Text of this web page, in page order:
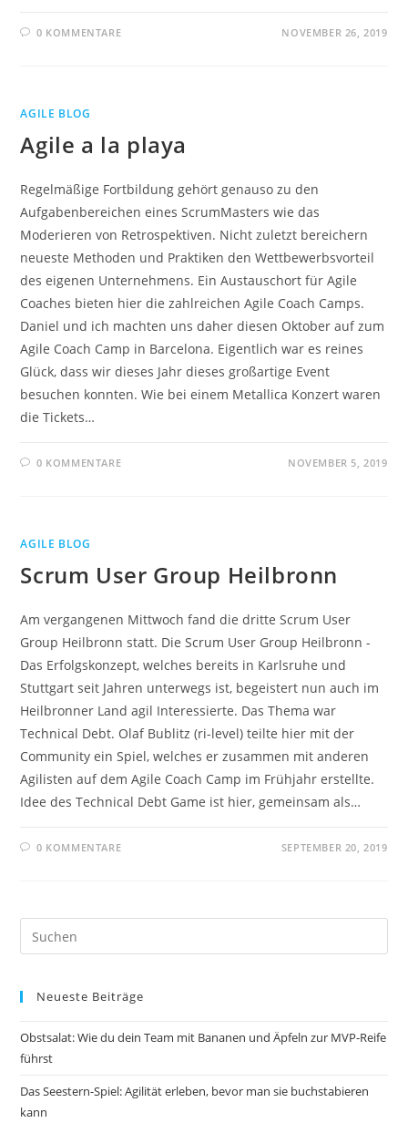
0 KOMMENTARE NOVEMBER 26, 2019
AGILE BLOG
Agile a la playa
Regelmäßige Fortbildung gehört genauso zu den
Aufgabenbereichen eines ScrumMasters wie das
Moderieren von Retrospektiven. Nicht zuletzt bereichern
neueste Methoden und Praktiken den Wettbewerbsvorteil
des eigenen Unternehmens. Ein Austauschort für Agile
Coaches bieten hier die zahlreichen Agile Coach Camps.
Daniel und ich machten uns daher diesen Oktober auf zum
Agile Coach Camp in Barcelona. Eigentlich war es reines
Glück, dass wir dieses Jahr dieses großartige Event
besuchen konnten. Wie bei einem Metallica Konzert waren
die Tickets…
0 KOMMENTARE NOVEMBER 5, 2019
AGILE BLOG
Scrum User Group Heilbronn
Am vergangenen Mittwoch fand die dritte Scrum User
Group Heilbronn statt. Die Scrum User Group Heilbronn -
Das Erfolgskonzept, welches bereits in Karlsruhe und
Stuttgart seit Jahren unterwegs ist, begeistert nun auch im
Heilbronner Land agil Interessierte. Das Thema war
Technical Debt. Olaf Bublitz (ri-level) teilte hier mit der
Community ein Spiel, welches er zusammen mit anderen
Agilisten auf dem Agile Coach Camp im Frühjahr erstellte.
Idee des Technical Debt Game ist hier, gemeinsam als…
0 KOMMENTARE SEPTEMBER 20, 2019
Neueste Beiträge
Obstsalat: Wie du dein Team mit Bananen und Äpfeln zur MVP-Reife
führst
Das Seestern-Spiel: Agilität erleben, bevor man sie buchstabieren
kann